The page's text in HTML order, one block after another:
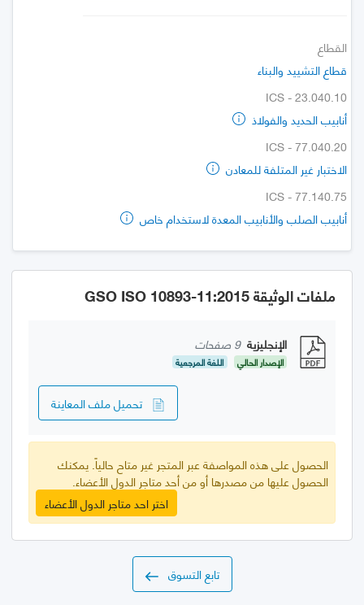
القطاع
قطاع التشييد والبناء
ICS - 23.040.10
أنابيب الحديد والفولاذ
ICS - 77.040.20
الاختبار غير المتلفة للمعادن
ICS - 77.140.75
أنابيب الصلب والأنابيب المعدة لاستخدام خاص
ملفات الوثيقة GSO ISO 10893-11:2015
الإنجليزية 9 صفحات
الإصدار الحالي اللغة المرجعية
تحميل ملف المعاينة
الحصول على هذه المواصفة عبر المتجر غير متاح حالياً. يمكنك
الحصول عليها من مصدرها أو من أحد متاجر الدول الأعضاء.
اختر احد متاجر الدول الأعضاء
تابع التسوق